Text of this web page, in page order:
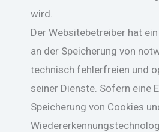
wird.
Der Websitebetreiber hat
an der Speicherung von
technisch fehlerfreien und
seiner Dienste. Sofern eine
Speicherung von Cookies